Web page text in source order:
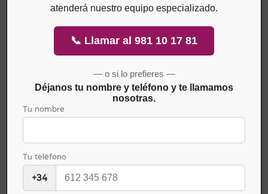
atenderá nuestro equipo especializado.
📞 Llamar al 981 10 17 81
— o si lo prefieres —
Déjanos tu nombre y teléfono y te llamamos
nosotras.
Tu nombre
Tu teléfono
+34